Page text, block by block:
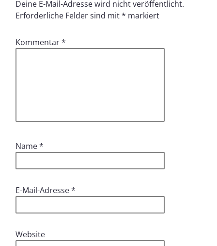
Deine E-Mail-Adresse wird nicht veröffentlicht.
Erforderliche Felder sind mit* markiert
Kommentar*
Name*
E-Mail-Adresse*
Website